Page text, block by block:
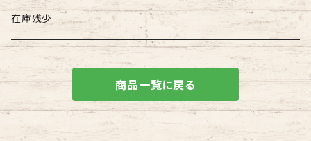
門柱灯
天井直付け照明
天井吊下げ照明
照明器具用
建築用品
在庫残少
商品一覧に戻る